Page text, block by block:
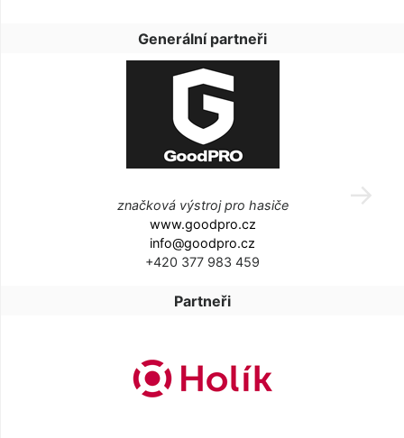
Generální partneři
značková výstroj pro hasiče
www.goodpro.cz
info@goodpro.cz
+420 377 983 459
Partneři